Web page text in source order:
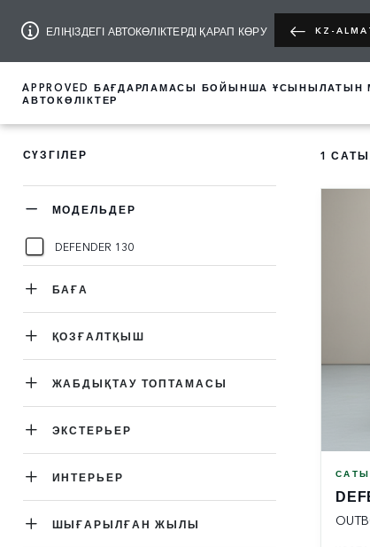
ЕЛІҢІЗДЕГІ АВТОКӨЛІКТЕРДІ ҚАРАП КӨРУ KZ-
APPROVED БАҒДАРЛАМАСЫ БОЙЫНША ҰСЫНЫЛАТЫН
АВТОКӨЛІКТЕР
СҮЗГІЛЕР
МОДЕЛЬДЕР
DEFENDER 130
БАҒА
ҚОЗҒАЛТҚЫШ
ЖАБДЫҚТАУ ТОПТАМАСЫ
ЭКСТЕРЬЕР
ИНТЕРЬЕР
ШЫҒАРЫЛҒАН ЖЫЛЫ
1